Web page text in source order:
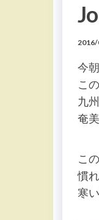
今
こ
九
奄
こ
慣
寒